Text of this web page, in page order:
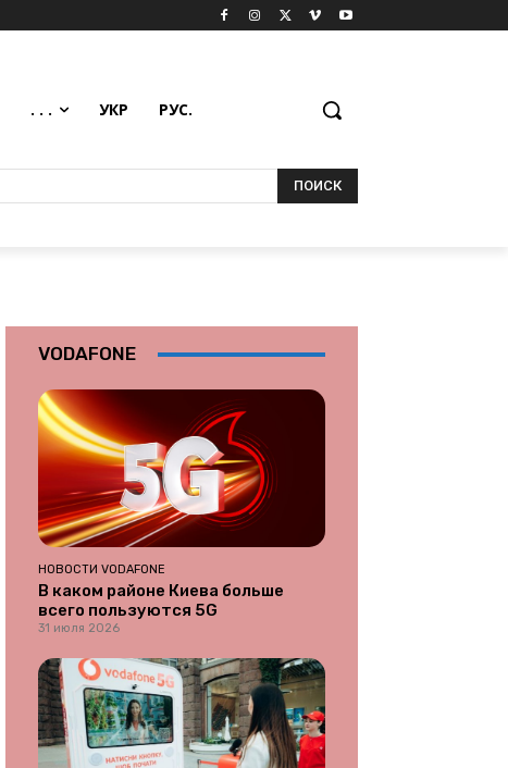
. . . УКР РУС.
ПОИСК
VODAFONE
НОВОСТИ VODAFONE
В каком районе Киева больше
всего пользуются 5G
31 июля 2026